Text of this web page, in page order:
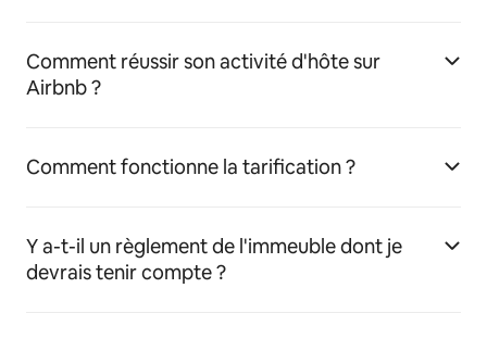
Comment réussir son activité d'hôte sur
Airbnb ?
Comment fonctionne la tarification ?
Y a-t-il un règlement de l'immeuble dont je
devrais tenir compte ?